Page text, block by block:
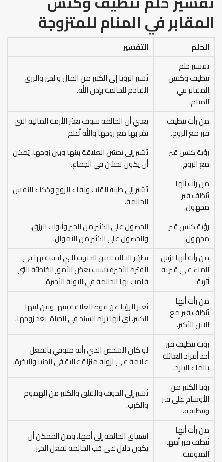
المقابر في المنامللمتزوجة
الحلم
التفسير
تفسير حلم
تنظيف وكنس
المقابر في
المنام.
تُشير الرؤيا إلى الكثير من المال والخير والرزق
القادم للحالمة بإذن الله.
من رأت تنظيف
قبر مع الزوج.
يعني أن الحالمة سوف تعبُر الأزمة المالية التي
تمُر بها مع زوجها والله أعلم.
رؤية كنس قبر
مع الزوج.
تُشير إلى تحسُن العلاقة بينها وبين زوجها، يُمكن
أن يكون تحسُن في الجماع.
من رأت أنها
تُنظف قبر
مجهول.
تُشير إلى طيبة القلب ونقاء الروح وذكاء النفس
للحالمة.
رؤية كنس قبر
مجهول.
الحصول على الكثير من الخير وأبواب الرزق،
والحصول على الكثير من الأموال.
من رأت أنها ترُش
الماء على قبر به
أتربة.
تطهُر الحالمة من الذنوب التي لحقت بها في
الفترة الأخيرة بسبب بعض الأمور الخاطئة التي
قامت بها الحالمة في الآونة الأخيرة.
من رأت أنها
تُنظف قبر مع
الابن الأكبر.
تُعبر الرؤيا عن قوة العلاقة بينها وبين ابنها
الكبير، أي أنها تراه السند في الحياة بعد زوجها.
رؤية تنظيف قبر
أحد أفراد العائلة
بالماء البارد.
لو كان الشخص الذي رأته متوفي بالفعل
علامة على نزوله منزلة عالية في الدنيا والآخرة.
رؤيا الكثير من
الأوساخ على قبر
وتنظيفه.
تُشير إلى الخوف والقلق والكثير من الهموم
والكرب.
من رأت أنها
تُنظف قبر أمها
المتوفية.
اشتياق الحالمة إلى أمها، ومن الممكن أن
يكون دليل على حُب الحالمة لفعل الخير.